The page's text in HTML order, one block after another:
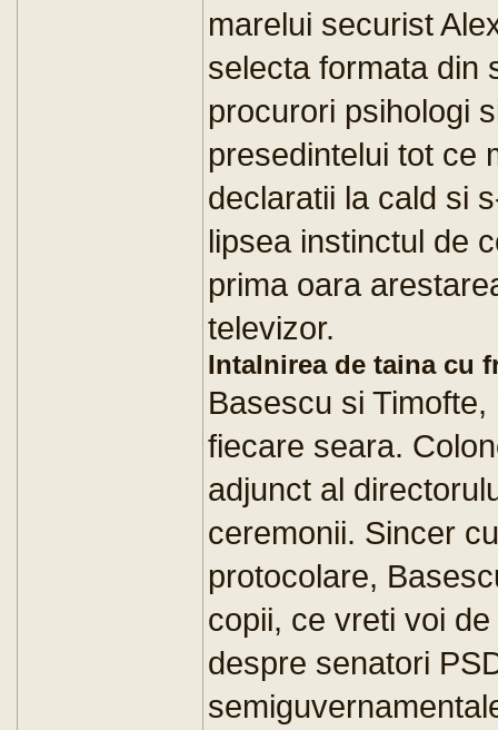
marelui securist
selecta formata din
procurori psihologi
presedintelui tot ce
declaratii la cald si
lipsea instinctul de
prima oara
televizor.
Intalnirea de taina cu
Basescu si
fiecare seara.
adjunct al
ceremonii. Sincer
protocolare,
copii, ce vreti voi
despre senatori